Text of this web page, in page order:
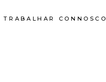
TRABALHAR CONNOSCO